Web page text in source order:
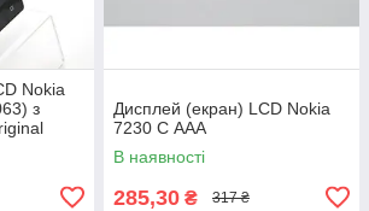
Nokia
з
Дисплей (екран) LCD Nokia
7230 C ААА
В наявності
285,30 ₴ 317 ₴